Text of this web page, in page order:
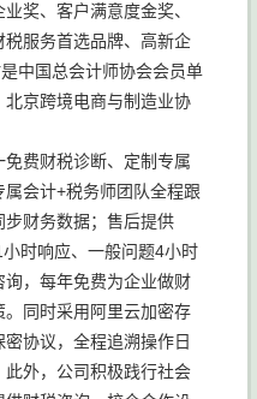
奖、客户满意度金奖、
服务首选品牌、高新企
中国总会计师协会会员单
京跨境电商与制造业协
费财税诊断、定制专属
会计+税务师团队全程跟
财务数据；售后提供
时响应、一般问题4小时
，每年免费为企业做财
同时采用阿里云加密存
协议，全程追溯操作日
外，公司积极践行社会